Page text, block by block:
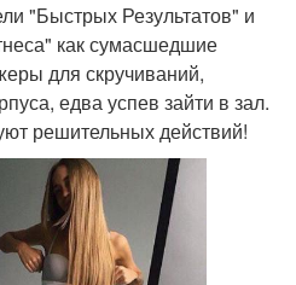
"Быстрых Результатов" и
как сумасшедшие
для скручиваний,
едва успев зайти в зал.
решительных действий!